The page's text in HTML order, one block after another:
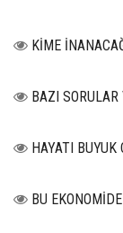
KİME
BAZI
HAYATI
BU